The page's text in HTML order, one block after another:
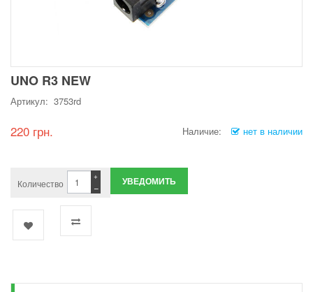
UNO R3 NEW
Артикул: 3753rd
220 грн. Наличие: нет в наличии
Количество −
+ УВЕДОМИТЬ